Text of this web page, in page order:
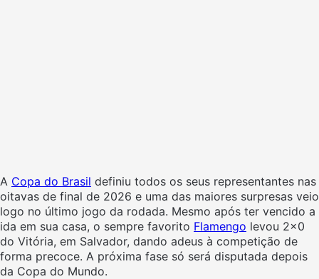
A Copa do Brasil definiu todos os seus representantes nas
oitavas de final de 2026 e uma das maiores surpresas veio
logo no último jogo da rodada. Mesmo após ter vencido a
ida em sua casa, o sempre favorito Flamengo levou 2×0
do Vitória, em Salvador, dando adeus à competição de
forma precoce. A próxima fase só será disputada depois
da Copa do Mundo.